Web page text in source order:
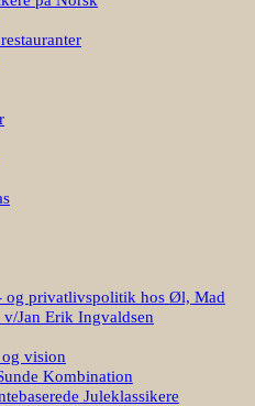
og privatlivspolitik hos Øl, Mad
Jan Erik Ingvaldsen
vision
Kombination
Juleklassikere